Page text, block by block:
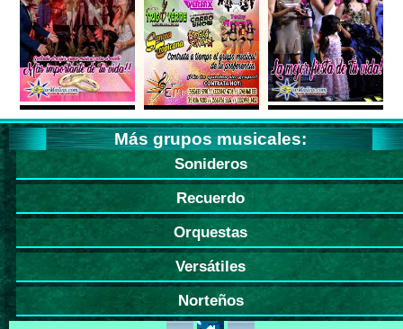
Más grupos musicales:
Sonideros
Recuerdo
Orquestas
Versátiles
Norteños